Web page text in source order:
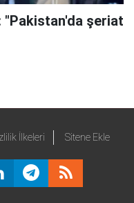
"Pakistan'da şeriat
İlkeleri Sitene Ekle